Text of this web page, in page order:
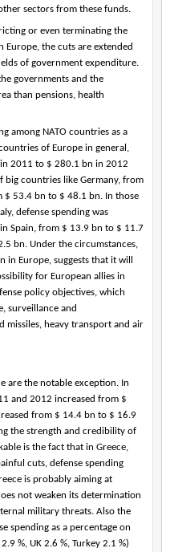
sectors from these funds.
or even terminating the
Europe, the cuts are extended
of government expenditure.
governments and the
than pensions, health
among NATO countries as a
of Europe in general,
2011 to $ 280.1 bn in 2012
big countries like Germany, from
$ 53.4 bn to $ 48.1 bn. In those
defense spending was
Spain, from $ 13.9 bn to $ 11.7
bn. Under the circumstances,
Europe, suggests that it will
for European allies in
policy objectives, which
surveillance and
missiles, heavy transport and air
are the notable exception. In
and 2012 increased from $
from $ 14.4 bn to $ 16.9
the strength and credibility of
is the fact that in Greece,
cuts, defense spending
is probably aiming at
not weaken its determination
military threats. Also the
spending as a percentage on
%, UK 2.6 %, Turkey 2.1 %)